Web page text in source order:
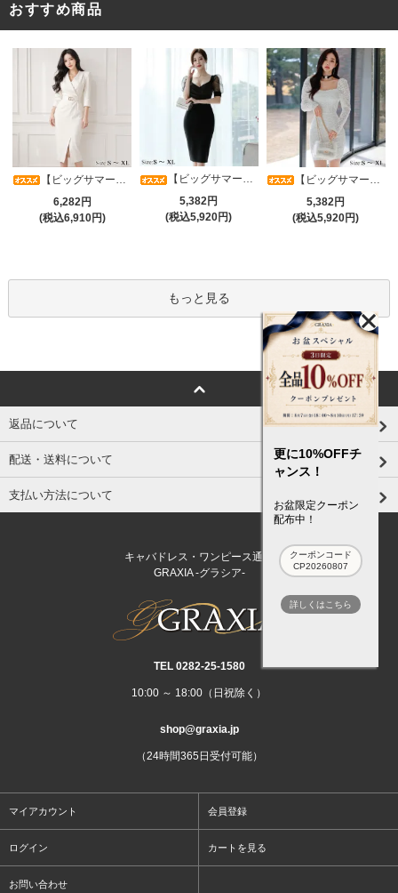
おすすめ商品
【ビッグサマーセール対象品】アシメカシュクール7分袖ワンピース(キャバドレス・CABARETDRESS)
6,282円
(税込6,910円)
【ビッグサマーセール対象品】光沢シアースリーブが軽やかなカシュクールVネックドレープミディドレス(キャバドレス・CABARETDRESS)
5,382円
(税込5,920円)
【ビッグサマーセール対象品】ラグジュアリーオーナメントレースパフスリーブワンピース(キャバドレス・CABARETDRESS)
5,382円
(税込5,920円)
もっと見る
返品について
配送・送料について
支払い方法について
キャバドレス・ワンピース通販
GRAXIA -グラシア-
TEL 0282‐25‐1580
10:00 ～ 18:00（日祝除く）
shop@graxia.jp
（24時間365日受付可能）
マイアカウント 会員登録
ログイン カートを見る
お問い合わせ
更に10%OFFチ
ャンス！
お盆限定クーポン
配布中！
クーポンコード
CP20260807
詳しくはこちら